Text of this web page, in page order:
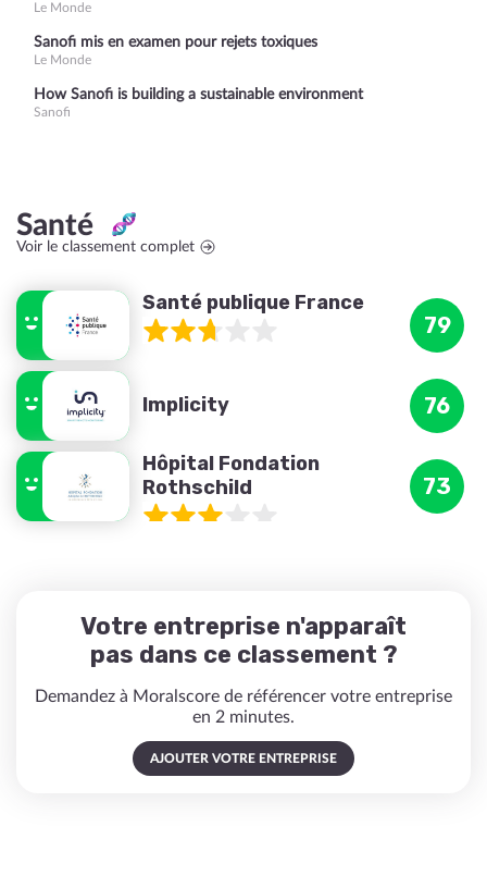
Le Monde
Sanofi mis en examen pour rejets toxiques
Le Monde
How Sanofi is building a sustainable environment
Sanofi
Santé
Voir le classement complet
Santé publique France
79
Implicity 76
Hôpital Fondation
Rothschild
73
Votre entreprise n'apparaît
pas dans ce classement ?
Demandez à Moralscore de référencer votre entreprise
en 2 minutes.
AJOUTER VOTRE ENTREPRISE